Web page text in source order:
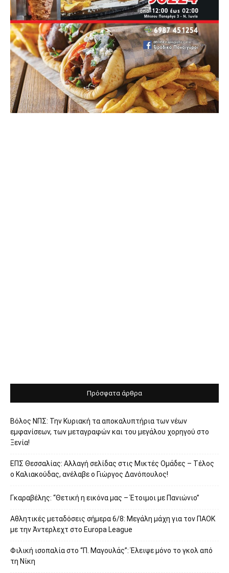
Πρόσφατα άρθρα
Βόλος ΝΠΣ: Την Κυριακή τα αποκαλυπτήρια των νέων
εμφανίσεων, των μεταγραφών και του μεγάλου χορηγού στο
Ξενία!
ΕΠΣ Θεσσαλίας: Αλλαγή σελίδας στις Μικτές Ομάδες – Τέλος
ο Καλιακούδας, ανέλαβε ο Γιώργος Δανόπουλος!
Γκαραβέλης: “Θετική η εικόνα μας – Έτοιμοι με Πανιώνιο”
Αθλητικές μεταδόσεις σήμερα 6/8: Μεγάλη μάχη για τον ΠΑΟΚ
με την Άντερλεχτ στο Europa League
Φιλική ισοπαλία στο “Π. Μαγουλάς”: Έλειψε μόνο το γκολ από
τη Νίκη